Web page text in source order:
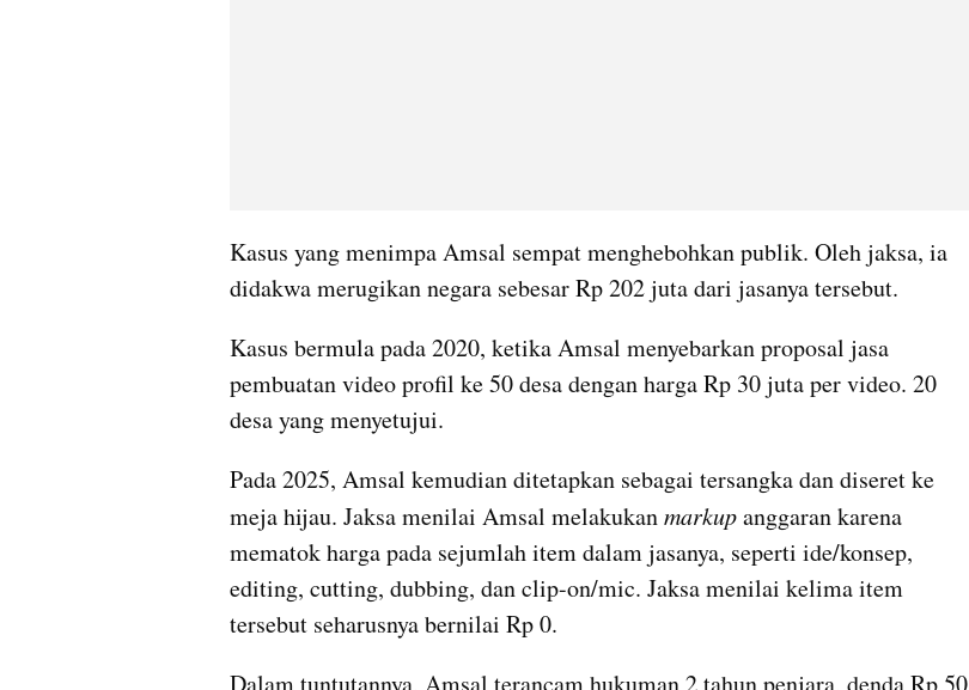
Kasus yang menimpa Amsal sempat menghebohkan publik. Oleh jaksa, ia
didakwa merugikan negara sebesar Rp 202 juta dari jasanya tersebut.
Kasus bermula pada 2020, ketika Amsal menyebarkan proposal jasa
pembuatan video profil ke 50 desa dengan harga Rp 30 juta per video. 20
desa yang menyetujui.
Pada 2025, Amsal kemudian ditetapkan sebagai tersangka dan diseret ke
meja hijau. Jaksa menilai Amsal melakukan markup anggaran karena
mematok harga pada sejumlah item dalam jasanya, seperti ide/konsep,
editing, cutting, dubbing, dan clip-on/mic. Jaksa menilai kelima item
tersebut seharusnya bernilai Rp 0.
Dalam tuntutannya, Amsal terancam hukuman 2 tahun penjara, denda Rp 50